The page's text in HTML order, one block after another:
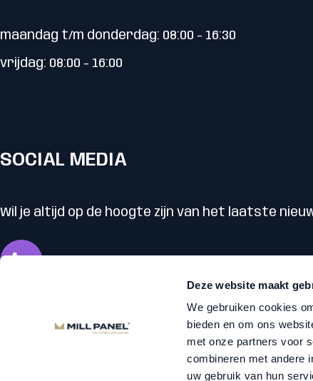
Deze website maakt
We gebruiken cookies
bieden en om ons
met onze partners voor
combineren met andere
uw gebruik van hun
maandag t/m donderdag: 08:00 - 16:30
vrijdag: 08:00 - 16:00
SOCIAL MEDIA
Wil je altijd op de hoogte zijn van het laatste
© 2026 Mill Panel